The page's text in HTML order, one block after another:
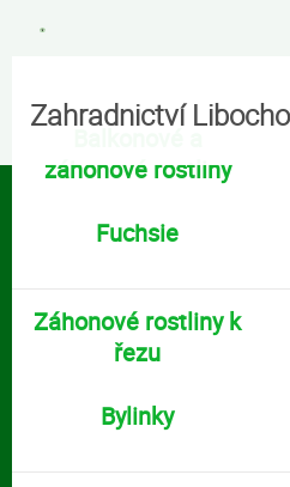
Zahradnictví
záhonové rostliny
Fuchsie
Záhonové rostliny k
řezu
Bylinky